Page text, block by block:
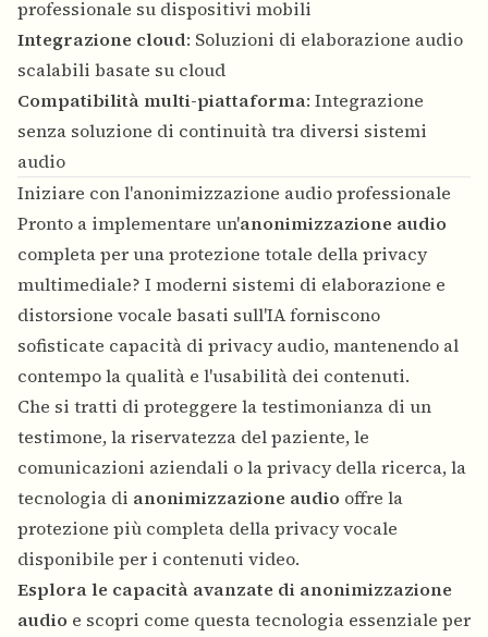
professionale su dispositivi mobili
Integrazione cloud: Soluzioni di elaborazione audio
scalabili basate su cloud
Compatibilità multi-piattaforma: Integrazione
senza soluzione di continuità tra diversi sistemi
audio
Iniziare con l'anonimizzazione audio professionale
Pronto a implementare un'anonimizzazione audio
completa per una protezione totale della privacy
multimediale? I moderni sistemi di elaborazione e
distorsione vocale basati sull'IA forniscono
sofisticate capacità di privacy audio, mantenendo al
contempo la qualità e l'usabilità dei contenuti.
Che si tratti di proteggere la testimonianza di un
testimone, la riservatezza del paziente, le
comunicazioni aziendali o la privacy della ricerca, la
tecnologia di anonimizzazione audio offre la
protezione più completa della privacy vocale
disponibile per i contenuti video.
Esplora le capacità avanzate di anonimizzazione
audio e scopri come questa tecnologia essenziale per